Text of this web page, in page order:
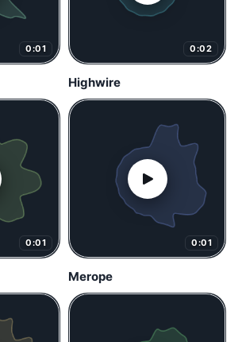
0:01 0:02
Highwire
0:01 0:01
Merope